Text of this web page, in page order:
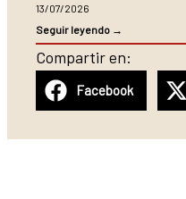
13/07/2026
Seguir leyendo →
Compartir en:
Facebook